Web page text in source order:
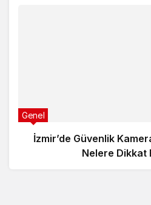
Genel
İzmir’de Güvenlik
Nelere Dikkat